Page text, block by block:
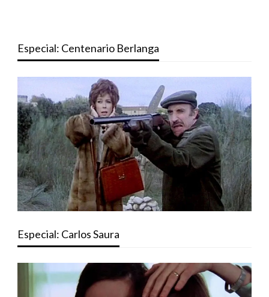
Especial: Centenario Berlanga
Especial: Carlos Saura